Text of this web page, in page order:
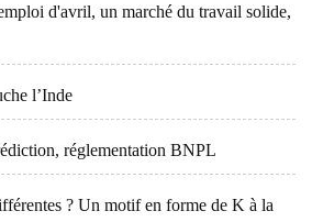
d'avril, un marché du travail solide,
l’Inde
réglementation BNPL
? Un motif en forme de K à la